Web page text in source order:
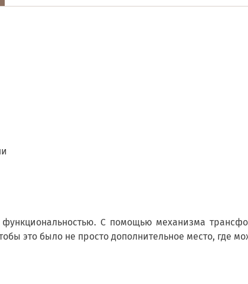
С помощью механизма
это было не просто дополнительное место, где